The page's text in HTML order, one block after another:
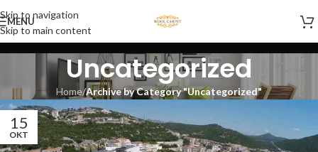
Skip to navigation
Skip to main content
MENU
Uncategorized
Home/Archive by Category "Uncategorized"
15
OKT